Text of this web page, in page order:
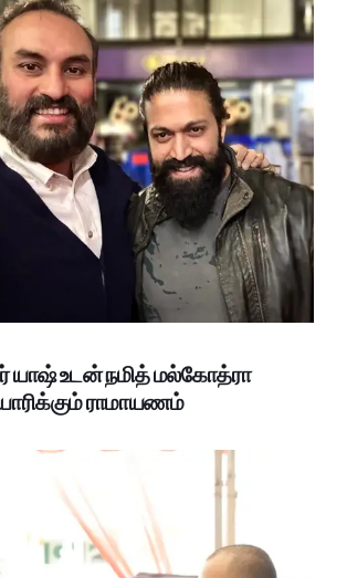
யாஷ் உடன் நமித் மல்கோத்ரா
ராமாயணம்